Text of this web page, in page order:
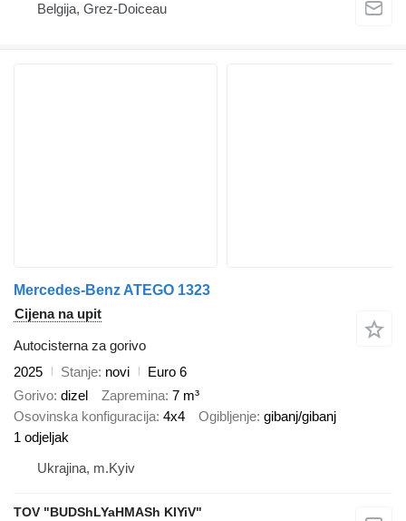
Belgija, Grez-Doiceau
Mercedes-Benz ATEGO 1323
Cijena na upit
Autocisterna za gorivo
2025
Stanje novi
Euro 6
Gorivo dizel Zapremina 7 m³
Osovinska konfiguracija 4x4 Ogibljenje gibanj/gibanj
1 odjeljak
Ukrajina, m.Kyiv
TOV "BUDShLYaHMASh KIYiV"